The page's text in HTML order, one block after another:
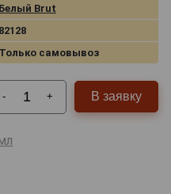
Белый Brut
82128
Только самовывоз
- + В заявку